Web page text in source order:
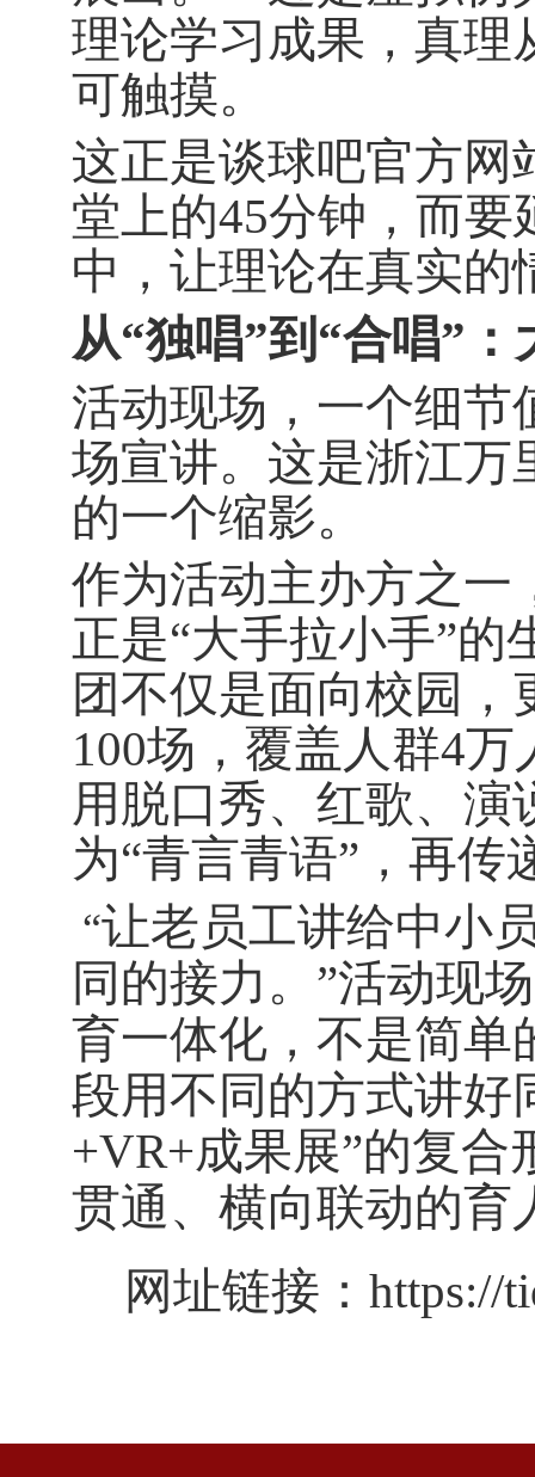
理论学习成果，真理
可触摸。
这正是谈球吧官方网
堂上的45分钟，而要
中，让理论在真实的
从“独唱”到“合唱”
活动现场，一个细节
场宣讲。这是浙江万
的一个缩影。
作为活动主办方之一
正是“大手拉小手”的
团不仅是面向校园
100场，覆盖人群4万
用脱口秀、红歌、
为“青言青语”，再传
“让老员工讲给中小
同的接力。”活动现
育一体化，不是简单
段用不同的方式讲好
+VR+成果展”的复
贯通、横向联动的育
网址链接： https://